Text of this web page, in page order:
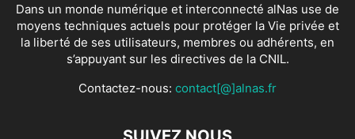
Dans un monde numérique et interconnecté alNas use de
moyens techniques actuels pour protéger la Vie privée et
la liberté de ses utilisateurs, membres ou adhérents, en
s’appuyant sur les directives de la CNIL.
Contactez-nous: contact[@]alnas.fr